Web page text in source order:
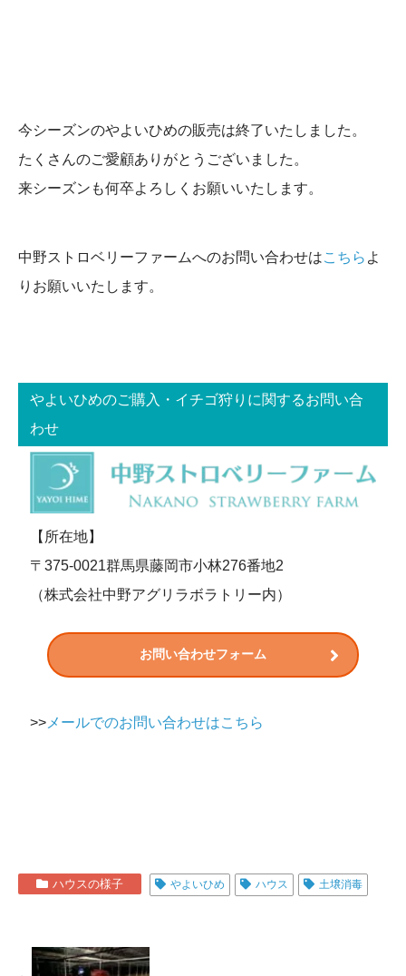
今シーズンのやよいひめの販売は終了いたしました。
たくさんのご愛顧ありがとうございました。
来シーズンも何卒よろしくお願いいたします。
中野ストロベリーファームへのお問い合わせはこちら よ
りお願いいたします。
やよいひめのご購入・イチゴ狩りに関するお問い合
わせ
【所在地】
〒375-0021群馬県藤岡市小林276番地2
（株式会社中野アグリラボラトリー内）
お問い合わせフォーム
>>メールでのお問い合わせはこちら
ハウスの様子 やよいひめ ハウス 土壌消毒